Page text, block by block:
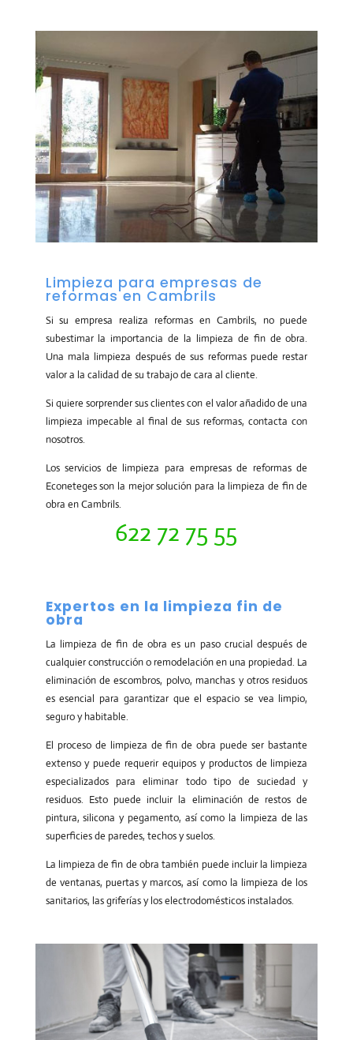
Limpieza para empresas de
reformas en Cambrils
Si su empresa realiza reformas en Cambrils, no puede
subestimar la importancia de la limpieza de fin de obra.
Una mala limpieza después de sus reformas puede restar
valor a la calidad de su trabajo de cara al cliente.
Si quiere sorprender sus clientes con el valor añadido de una
limpieza impecable al final de sus reformas, contacta con
nosotros.
Los servicios de limpieza para empresas de reformas de
Econeteges son la mejor solución para la limpieza de fin de
obra en Cambrils.
622 72 75 55
Expertos en la limpieza fin de
obra
La limpieza de fin de obra es un paso crucial después de
cualquier construcción o remodelación en una propiedad. La
eliminación de escombros, polvo, manchas y otros residuos
es esencial para garantizar que el espacio se vea limpio,
seguro y habitable.
El proceso de limpieza de fin de obra puede ser bastante
extenso y puede requerir equipos y productos de limpieza
especializados para eliminar todo tipo de suciedad y
residuos. Esto puede incluir la eliminación de restos de
pintura, silicona y pegamento, así como la limpieza de las
superficies de paredes, techos y suelos.
La limpieza de fin de obra también puede incluir la limpieza
de ventanas, puertas y marcos, así como la limpieza de los
sanitarios, las griferías y los electrodomésticos instalados.